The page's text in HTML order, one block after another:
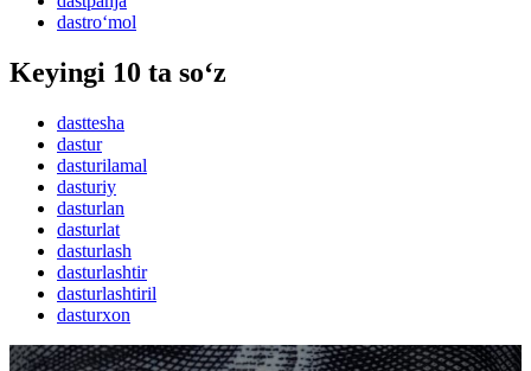
dastro‘mol
Keyingi 10 ta so‘z
dasttesha
dastur
dasturilamal
dasturiy
dasturlan
dasturlat
dasturlash
dasturlashtir
dasturlashtiril
dasturxon